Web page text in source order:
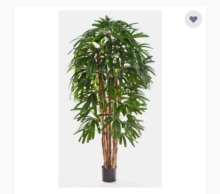
Zur